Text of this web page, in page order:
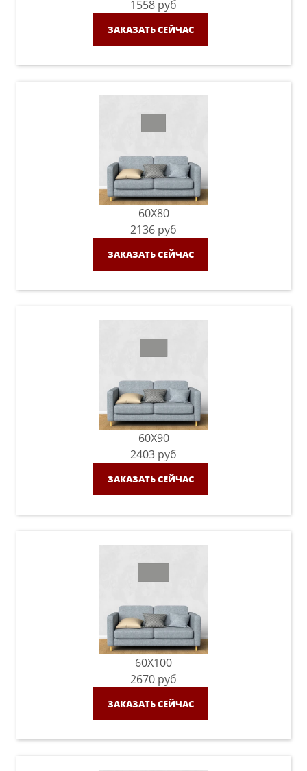
1558 руб
ЗАКАЗАТЬ СЕЙЧАС
60X80
2136 руб
ЗАКАЗАТЬ СЕЙЧАС
60X90
2403 руб
ЗАКАЗАТЬ СЕЙЧАС
60X100
2670 руб
ЗАКАЗАТЬ СЕЙЧАС